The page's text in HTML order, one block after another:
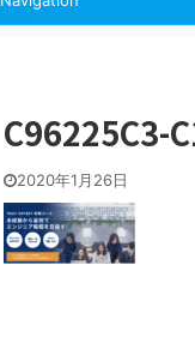
C96225C3-
2020年1月26日